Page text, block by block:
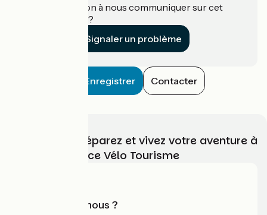
Une information à nous communiquer sur cet
établissement ?
Signaler un problème
Enregistrer Contacter
Choisissez, préparez et vivez votre aventure à
vélo avec France Vélo Tourisme
Qui sommes-nous ?